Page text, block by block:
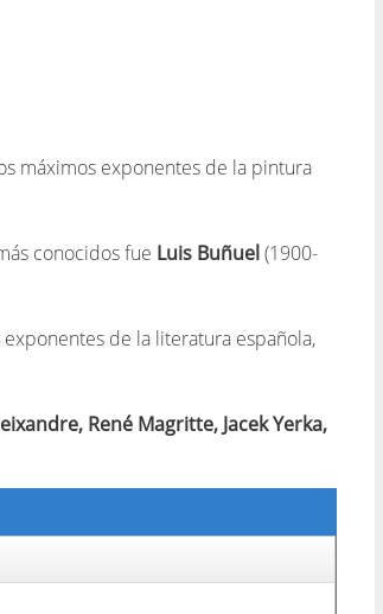
máximos exponentes de la pintura
conocidos fue Luis Buñuel (1900-
de la literatura española,
René Magritte, Jacek Yerka,